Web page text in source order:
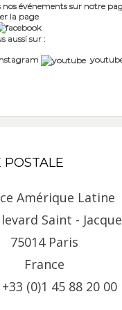
événements sur notre
la page
aussi sur :
POSTALE
Amérique Latine
Saint -
75014 Paris
France
(0)1 45 88 20 00